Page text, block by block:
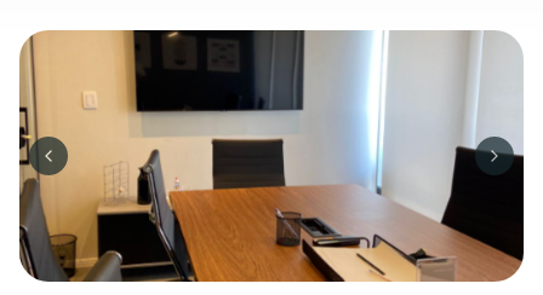
Previous slide Next